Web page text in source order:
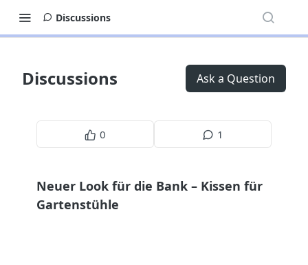
Discussions
Discussions Ask a Question
0 1
Neuer Look für die Bank – Kissen für
Gartenstühle